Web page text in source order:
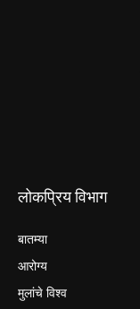
लोकप्रिय विभाग
बातम्या
आरोग्य
मुलांचे विश्व